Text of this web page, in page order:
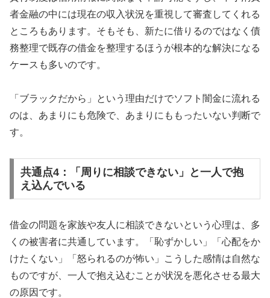
者金融の中には現在の収入状況を重視して審査してくれる
ところもあります。そもそも、新たに借りるのではなく債
務整理で既存の借金を整理するほうが根本的な解決になる
ケースも多いのです。
「ブラックだから」という理由だけでソフト闇金に流れる
のは、あまりにも危険で、あまりにももったいない判断で
す。
共通点4：「周りに相談できない」と一人で抱
え込んでいる
借金の問題を家族や友人に相談できないという心理は、多
くの被害者に共通しています。「恥ずかしい」「心配をか
けたくない」「怒られるのが怖い」こうした感情は自然な
ものですが、一人で抱え込むことが状況を悪化させる最大
の原因です。